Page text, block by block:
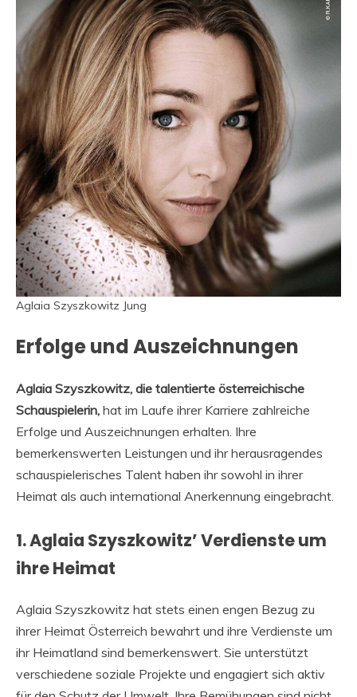
Aglaia Szyszkowitz Jung
Erfolge und Auszeichnungen
Aglaia Szyszkowitz, die talentierte österreichische
Schauspielerin, hat im Laufe ihrer Karriere zahlreiche
Erfolge und Auszeichnungen erhalten. Ihre
bemerkenswerten Leistungen und ihr herausragendes
schauspielerisches Talent haben ihr sowohl in ihrer
Heimat als auch international Anerkennung eingebracht.
1. Aglaia Szyszkowitz’ Verdienste um
ihre Heimat
Aglaia Szyszkowitz hat stets einen engen Bezug zu
ihrer Heimat Österreich bewahrt und ihre Verdienste um
ihr Heimatland sind bemerkenswert. Sie unterstützt
verschiedene soziale Projekte und engagiert sich aktiv